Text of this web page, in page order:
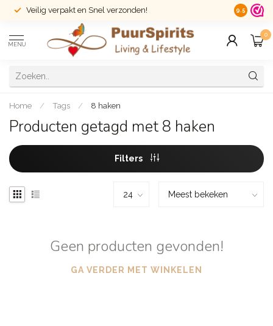
Veilig verpakt en Snel verzonden! 14 dagen
9.5
MENU
0
Home / Tags / 8 haken
Producten getagd met 8 haken
Filters
Geen producten gevonden!
GA VERDER MET WINKELEN